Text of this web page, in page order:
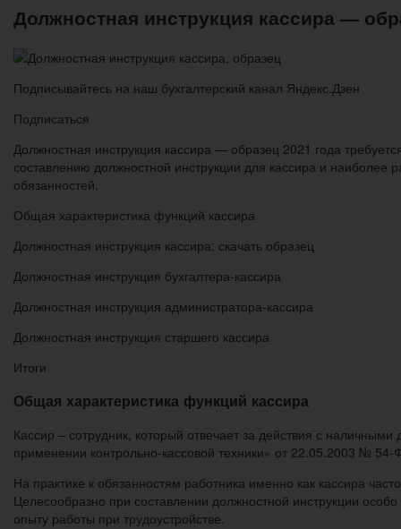
Должностная инструкция кассира —
Подписывайтесь на наш бухгалтерский канал Яндекс.Дзен
Подписаться
Должностная инструкция кассира — образец 2021 года
составлению должностной инструкции для кассира и наиболее
обязанностей.
Общая характеристика функций кассира
Должностная инструкция кассира: скачать образец
Должностная инструкция бухгалтера-кассира
Должностная инструкция администратора-кассира
Должностная инструкция старшего кассира
Итоги
Общая характеристика функций кассира
Кассир – сотрудник, который отвечает за действия с
применении контрольно-кассовой техники» от 22.05.2003 №
На практике к обязанностям работника именно как кассира
Целесообразно при составлении должностной инструкции
опыту работы при трудоустройстве.